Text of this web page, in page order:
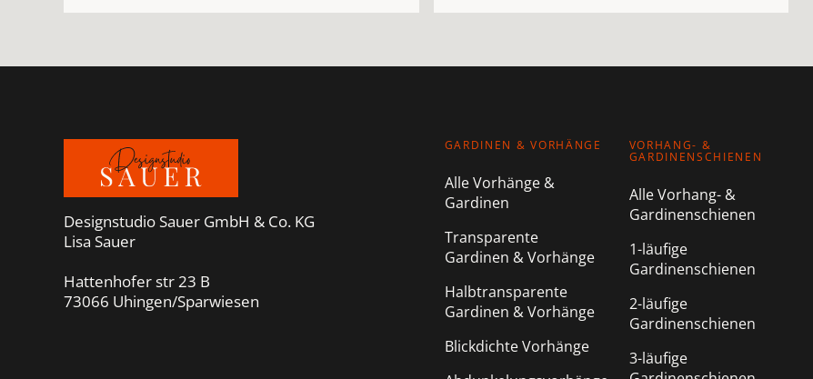
Designstudio Sauer GmbH & Co. KG
Lisa Sauer
Hattenhofer str 23 B
73066 Uhingen/Sparwiesen
GARDINEN & VORHÄNGE
Alle Vorhänge &
Gardinen
Transparente
Gardinen & Vorhänge
Halbtransparente
Gardinen & Vorhänge
Blickdichte Vorhänge
VORHANG- &
GARDINENSCHIENEN
Alle Vorhang- &
Gardinenschienen
1-läufige
Gardinenschienen
2-läufige
Gardinenschienen
3-läufige